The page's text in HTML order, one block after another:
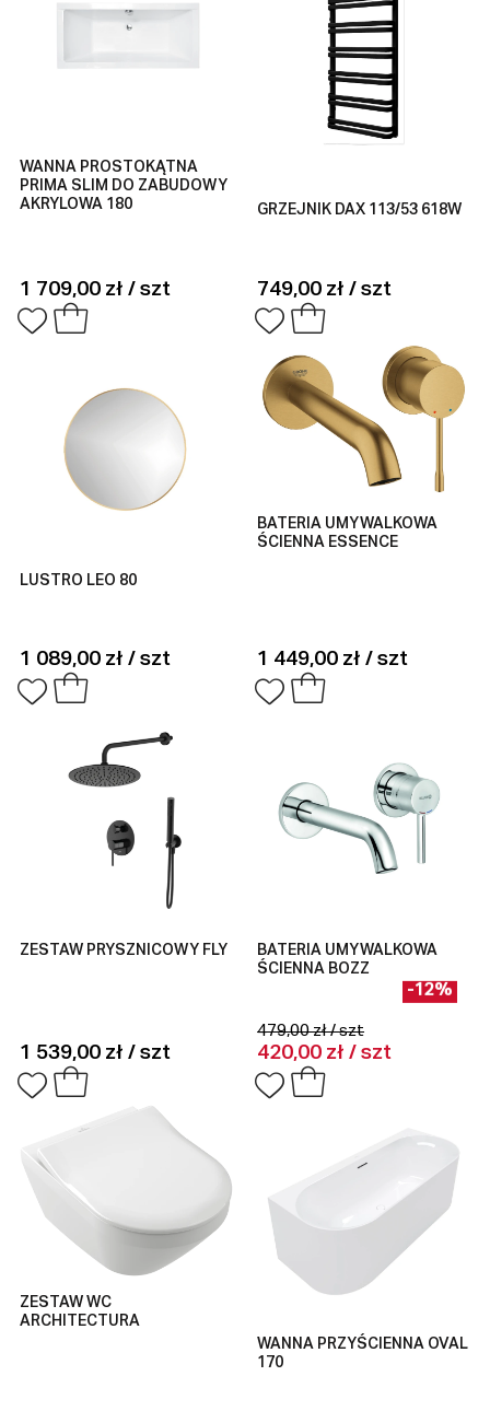
WANNA PROSTOKĄTNA
PRIMA SLIM DO ZABUDOWY
AKRYLOWA 180
1 709,00 zł / szt
GRZEJNIK DAX 113/53 618W
749,00 zł / szt
LUSTRO LEO 80
1 089,00 zł / szt
BATERIA UMYWALKOWA
ŚCIENNA ESSENCE
1 449,00 zł / szt
ZESTAW PRYSZNICOWY FLY
1 539,00 zł / szt
BATERIA UMYWALKOWA
ŚCIENNA BOZZ
479,00 zł / szt
420,00 zł / szt
-12%
ZESTAW WC
ARCHITECTURA
WANNA PRZYŚCIENNA OVAL
170